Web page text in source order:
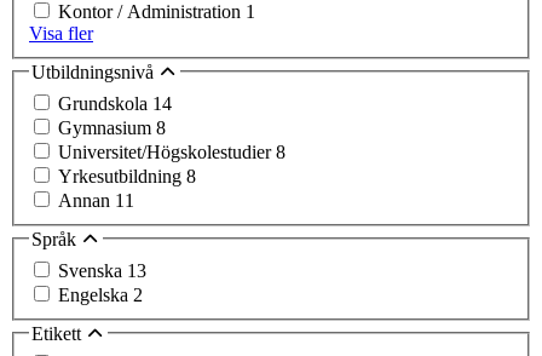
Kontor / Administration 1
Visa fler
Utbildningsnivå
Grundskola 14
Gymnasium 8
Universitet/Högskolestudier8
Yrkesutbildning 8
Annan 11
Språk
Svenska 13
Engelska 2
Etikett